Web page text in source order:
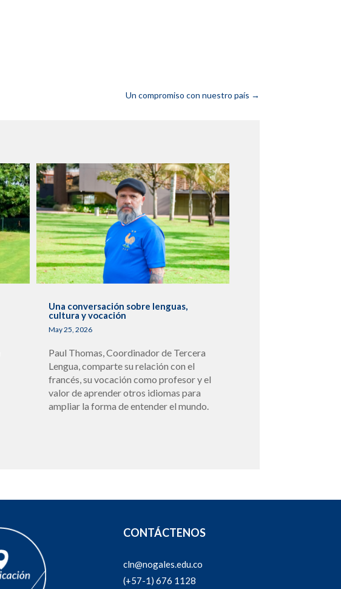
Un compromiso con nuestro país →
Una conversación sobre lenguas,
cultura y vocación
May 25, 2026
Paul Thomas, Coordinador de Tercera
Lengua, comparte su relación con el
francés, su vocación como profesor y el
valor de aprender otros idiomas para
ampliar la forma de entender el mundo.
CONTÁCTENOS
cln@nogales.edu.co
(+57-1) 676 1128